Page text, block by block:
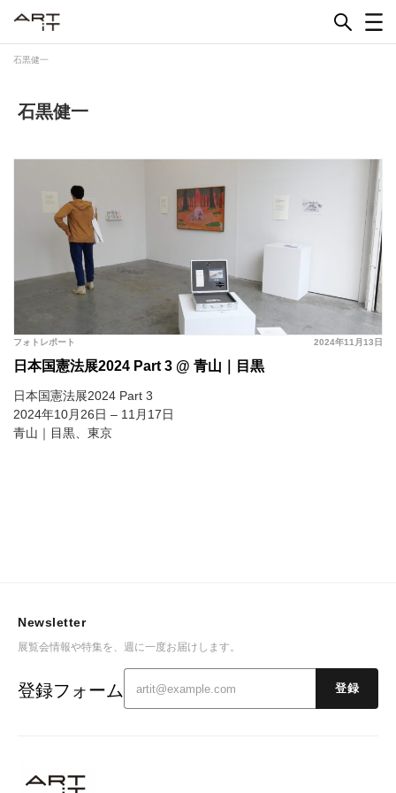
石黒健一
石黒健一
2024年11月13日
フォトレポート
日本国憲法展2024 Part 3 @ 青山｜目黒
日本国憲法展2024 Part 3
2024年10月26日 – 11月17日
青山｜目黒、東京
Newsletter
展覧会情報や特集を、週に一度お届けします。
登録フォーム 登録